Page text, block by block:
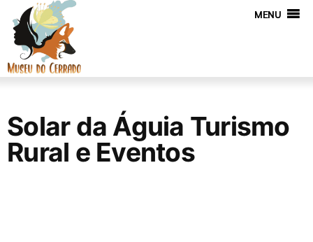
MENU
Solar da Águia Turismo
Rural e Eventos